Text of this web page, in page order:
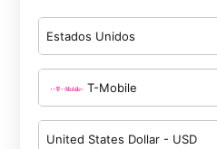
Estados Unidos
T-Mobile
United States Dollar - USD